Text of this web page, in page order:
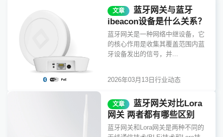
文章
蓝牙网关与蓝牙
ibeacon设备是什么关系？
蓝牙网关是一种网络中继设备，它
的核心作用是收集其覆盖范围内蓝
牙设备发出的信号，并...
2026年03月13日行业动态
文章
蓝牙网关对比Lora
网关 两者都有哪些区别
蓝牙网关和Lora网关是两种不同的